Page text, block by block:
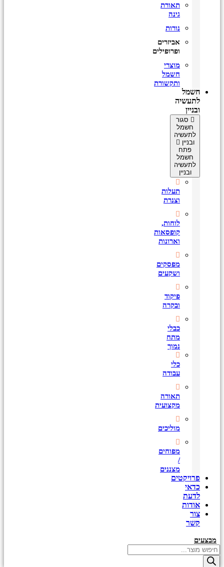
תאורת
גינה
נורות
אביזרים
ופרופילים
מוצרי
חשמל
ותקשורת
חשמל
לתעשיה
ובניין
סגור
חשמל
לתעשיה
ובניין
פתח
חשמל
לתעשיה
ובניין
תעלות
וצנרת
לוחות,
קופסאות
וארונות
מפסקים
ושקעים
פיקוד
ובקרה
כבלי
מתח
נמוך
כלי
עבודה
תאורה
מקצועית
מוליכים
מפוחים
/
מצננים
פרויקטים
כדאי
לדעת
אודות
צור
קשר
מבצעים
Products
search